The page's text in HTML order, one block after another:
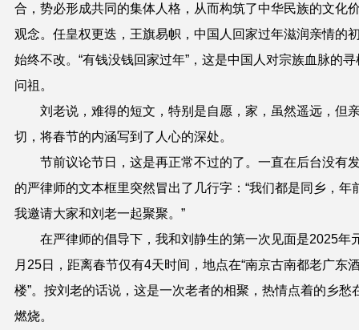
合，势必形成共同的集体人格，从而构筑了中华民族的文化
观念。任皇权更迭，王旗易帜，中国人回家过年滋润亲情的
始终不改。“有钱没钱回家过年”，这是中国人对宗族血脉的寻
问祖。
刘老说，难得的短文，特别是自愿，家，虽然遥远，但
切，将春节的内涵写到了人心的深处。
节前议论节日，这是再正常不过的了。一直在后台没有
的严律师的文本框里突然冒出了几行字：“我们都是同乡，年
我邀请大家和刘老一起聚聚。”
在严律师的倡导下，我和刘静生的第一次见面是2025年
月25日，距离春节仅有4天时间，地点在“南京古南都老广东
楼”。按刘老的话说，这是一次老者的相聚，热情点着的乡愁
燃烧。